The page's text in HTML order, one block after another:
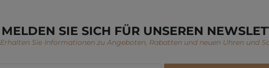
MELDEN SIE SICH FÜR UNSEREN
Erhalten Sie Informationen zu Angeboten, Rabatten und neuen Uhren und